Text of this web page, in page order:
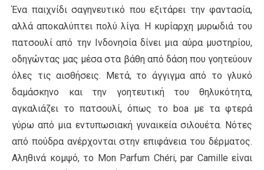
Ένα παιχνίδι σαγηνευτικό που εξιτάρει την φαντασία,
αλλά αποκαλύπτει πολύ λίγα. Η κυρίαρχη μυρωδιά του
πατσουλί από την Ινδονησία δίνει μια αύρα μυστηρίου,
οδηγώντας μας μέσα στα βάθη από δάση που γοητεύουν
όλες τις αισθήσεις. Μετά, το άγγιγμα από το γλυκό
δαμάσκηνο και την γοητευτική του θηλυκότητα,
αγκαλιάζει το πατσουλί, όπως το boa με τα φτερά
γύρω από μια εντυπωσιακή γυναικεία σιλουέτα. Νότες
από πούδρα ανέρχονται στην επιφάνεια του δέρματος.
Αληθινά κομψό, το Mon Parfum Chéri, par Camille είναι